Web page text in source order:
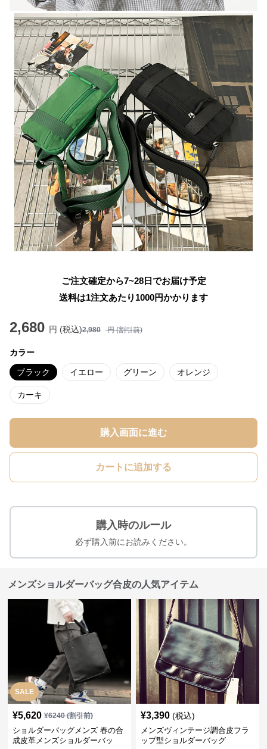
ご注文確定から7~28日でお届け予定
送料は1注文あたり 1000円かかります
2,680 円 (税込)2,980 円 (割引前)
カラー
ブラック イエロー グリーン オレンジ
カーキ
購入画面に進む
カートに追加する
購入時のルール
必ず購入前にお読みください。
メンズショルダーバッグ合皮の人気アイテム
SALE
¥5,620 ¥6240(割引前)
ショルダーバッグメンズ 春の合
成皮革メンズショルダーバッ
¥3,390 (税込)
メンズヴィンテージ調合皮フラ
ップ型ショルダーバッグ